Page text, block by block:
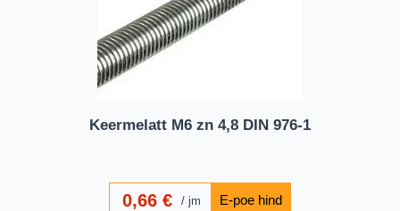
Keermelatt M6 zn 4,8 DIN 976-1
0,66 € jm